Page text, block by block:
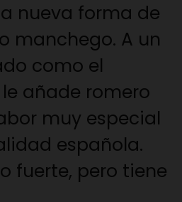
nueva forma de
manchego. A un
como el
añade romero
muy especial
española.
fuerte, pero tiene